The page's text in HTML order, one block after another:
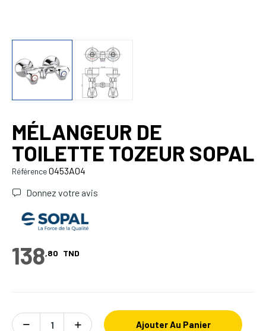
MÉLANGEUR DE
TOILETTE TOZEUR SOPAL
Référence0453A04
Donnez votre avis
138,80 TND
Ajouter Au Panier